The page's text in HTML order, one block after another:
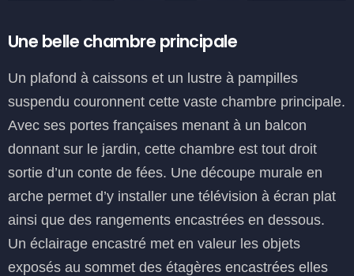
Une belle chambre principale
Un plafond à caissons et un lustre à pampilles
suspendu couronnent cette vaste chambre principale.
Avec ses portes françaises menant à un balcon
donnant sur le jardin, cette chambre est tout droit
sortie d’un conte de fées. Une découpe murale en
arche permet d’y installer une télévision à écran plat
ainsi que des rangements encastrées en dessous.
Un éclairage encastré met en valeur les objets
exposés au sommet des étagères encastrées elles